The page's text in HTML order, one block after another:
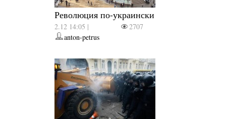
Революция по-украински
2.12 14:05 |
2707
anton-petrus